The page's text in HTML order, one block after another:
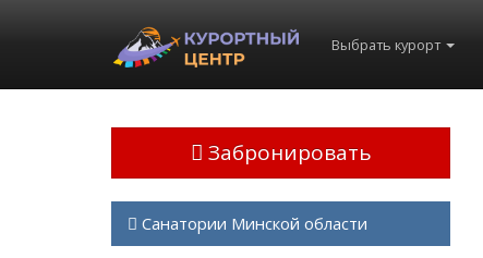
Выбрать курорт
Забронировать
Санатории Минской области